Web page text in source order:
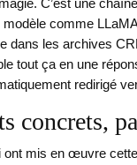
C’est une
modèle comme
dans les archives
tout ça en une
redirigé
concrets,
ont mis en œuvre